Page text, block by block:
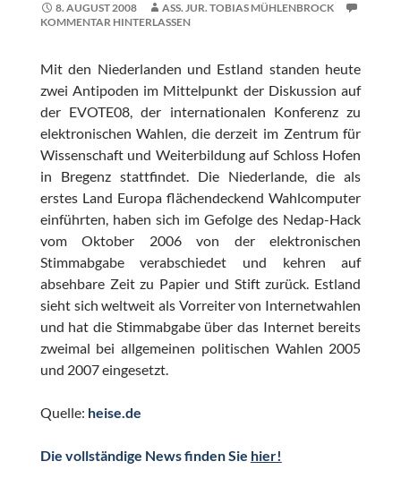
8. AUGUST 2008
ASS. JUR. TOBIAS MÜHLENBROCK
KOMMENTAR HINTERLASSEN
Mit den Niederlanden und Estland standen heute
zwei Antipoden im Mittelpunkt der Diskussion auf
der EVOTE08, der internationalen Konferenz zu
elektronischen Wahlen, die derzeit im Zentrum für
Wissenschaft und Weiterbildung auf Schloss Hofen
in Bregenz stattfindet. Die Niederlande, die als
erstes Land Europa flächendeckend Wahlcomputer
einführten, haben sich im Gefolge des Nedap-Hack
vom Oktober 2006 von der elektronischen
Stimmabgabe verabschiedet und kehren auf
absehbare Zeit zu Papier und Stift zurück. Estland
sieht sich weltweit als Vorreiter von Internetwahlen
und hat die Stimmabgabe über das Internet bereits
zweimal bei allgemeinen politischen Wahlen 2005
und 2007 eingesetzt.
Quelle: heise.de
Die vollständige News finden Sie hier!